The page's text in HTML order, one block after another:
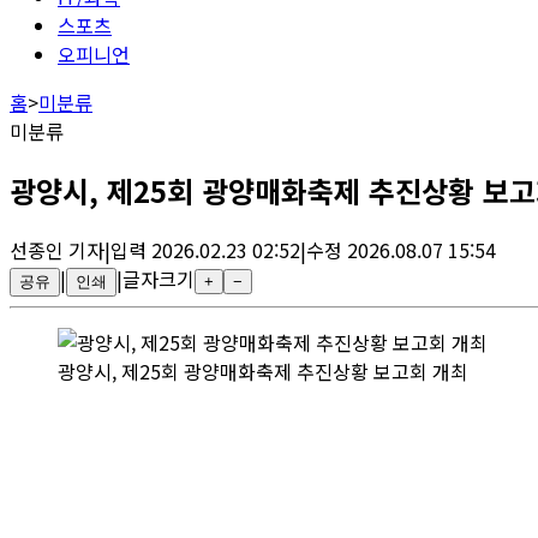
스포츠
오피니언
홈>미분류
미분류
광양시, 제25회 광양매화축제 추진상황 보
선종인 기자|입력 2026.02.23 02:52|수정 2026.08.07 15:54
공유 | 인쇄 |글자크기 + −
광양시, 제25회 광양매화축제 추진상황 보고회 개최